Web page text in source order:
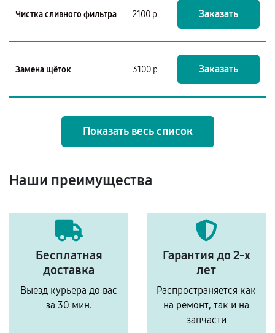
Чистка сливного фильтра 2100 р Заказать
Замена щёток 3100 р Заказать
Показать весь список
Наши преимущества
Бесплатная
доставка
Выезд курьера до вас
за 30 мин.
Гарантия до 2-х
лет
Распространяется как
на ремонт, так и на
запчасти